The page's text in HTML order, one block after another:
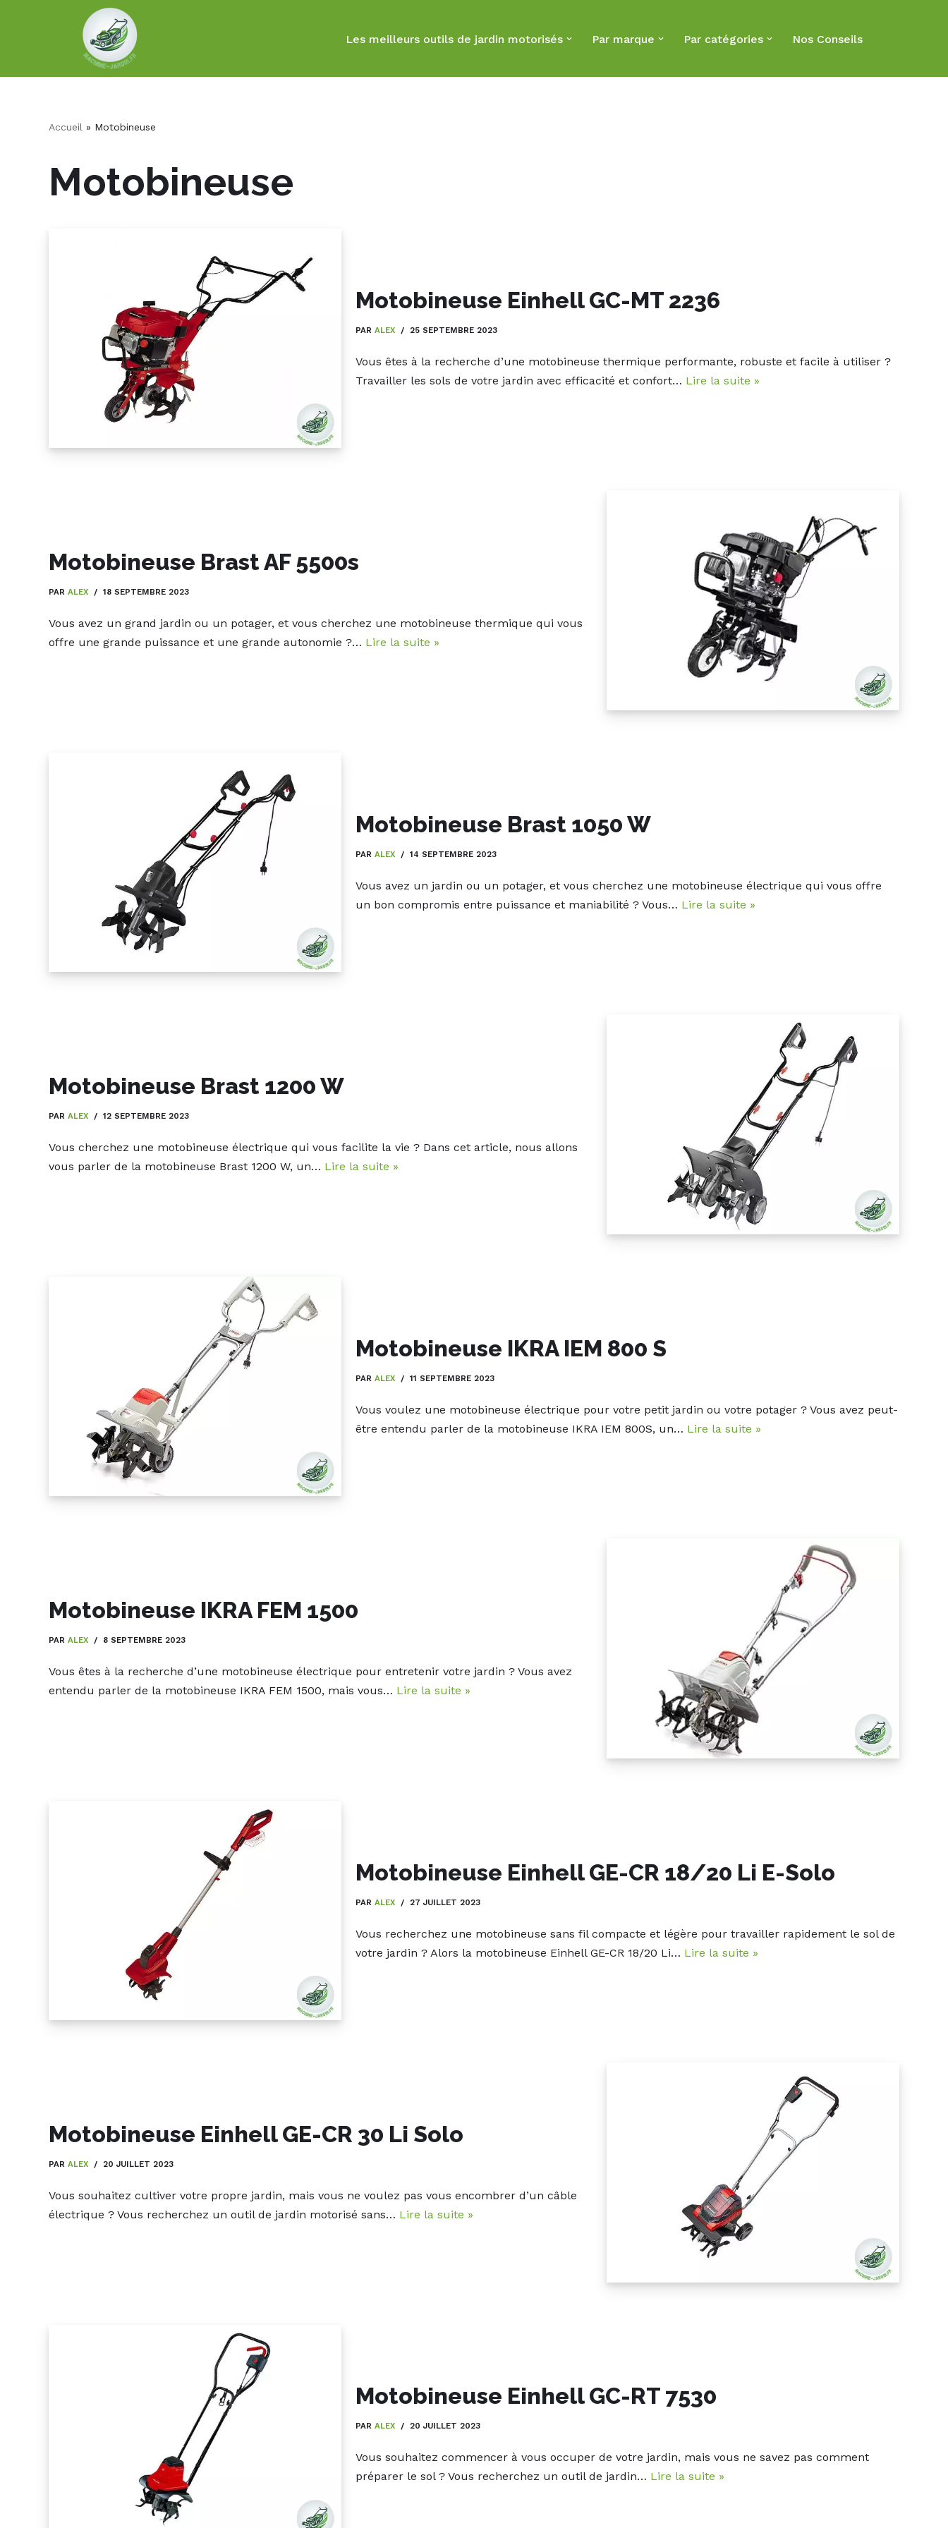
contenu
Les meilleurs outils de jardin motorisés Par marque Par catégories Nos Conseils
Accueil » Motobineuse
Motobineuse
Motobineuse Einhell GC-MT 2236
PAR ALEX 25 SEPTEMBRE 2023
Vous êtes à la recherche d’une motobineuse thermique performante, robuste et facile à utiliser ?
Travailler les sols de votre jardin avec efficacité et confort… Lire la suite »
Motobineuse Brast AF 5500s
PAR ALEX 18 SEPTEMBRE 2023
Vous avez un grand jardin ou un potager, et vous cherchez une motobineuse thermique qui vous
offre une grande puissance et une grande autonomie ?… Lire la suite »
Motobineuse Brast 1050 W
PAR ALEX 14 SEPTEMBRE 2023
Vous avez un jardin ou un potager, et vous cherchez une motobineuse électrique qui vous offre
un bon compromis entre puissance et maniabilité ? Vous… Lire la suite »
Motobineuse Brast 1200 W
PAR ALEX 12 SEPTEMBRE 2023
Vous cherchez une motobineuse électrique qui vous facilite la vie ? Dans cet article, nous allons
vous parler de la motobineuse Brast 1200 W, un… Lire la suite »
Motobineuse IKRA IEM 800 S
PAR ALEX 11 SEPTEMBRE 2023
Vous voulez une motobineuse électrique pour votre petit jardin ou votre potager ? Vous avez peut-
être entendu parler de la motobineuse IKRA IEM 800S, un… Lire la suite »
Motobineuse IKRA FEM 1500
PAR ALEX 8 SEPTEMBRE 2023
Vous êtes à la recherche d’une motobineuse électrique pour entretenir votre jardin ? Vous avez
entendu parler de la motobineuse IKRA FEM 1500, mais vous… Lire la suite »
Motobineuse Einhell GE-CR 18/20 Li E-Solo
PAR ALEX 27 JUILLET 2023
Vous recherchez une motobineuse sans fil compacte et légère pour travailler rapidement le sol de
votre jardin ? Alors la motobineuse Einhell GE-CR 18/20 Li… Lire la suite »
Motobineuse Einhell GE-CR 30 Li Solo
PAR ALEX 20 JUILLET 2023
Vous souhaitez cultiver votre propre jardin, mais vous ne voulez pas vous encombrer d’un câble
électrique ? Vous recherchez un outil de jardin motorisé sans… Lire la suite »
Motobineuse Einhell GC-RT 7530
PAR ALEX 20 JUILLET 2023
Vous souhaitez commencer à vous occuper de votre jardin, mais vous ne savez pas comment
préparer le sol ? Vous recherchez un outil de jardin… Lire la suite »